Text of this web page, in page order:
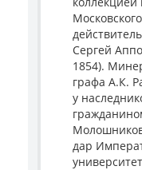
Сергей
1854).
графа А.К.
у
дар